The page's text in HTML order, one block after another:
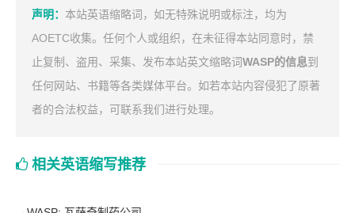
声明： 本站英语缩略词，如无特殊说明或标注，均为
AOETC收集。任何个人或组织，在未征得本站同意时，禁
止复制、盗用、采集、发布本站英文缩略词WASP的信息到
任何网站、书籍等各类媒体平台。如若本站内容侵犯了原著
者的合法权益，可联系我们进行处理。
相关英语缩写推荐